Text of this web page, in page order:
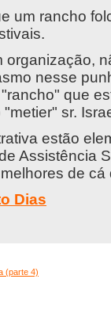
um rancho
organização,
nesse
que
sr.
estão
Assistência
de cá
Dias
(parte 4)